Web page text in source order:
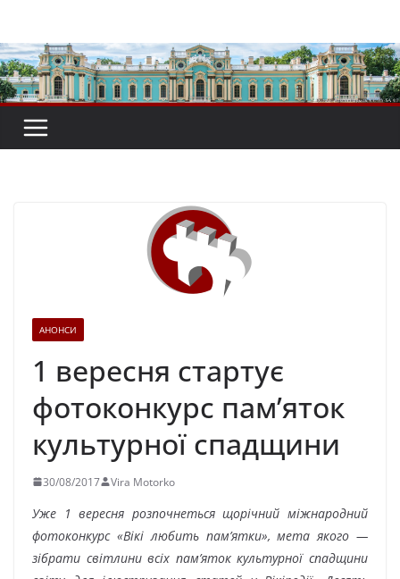
вмісту
АНОНСИ
1 вересня стартує
фотоконкурс пам’яток
культурної спадщини
30/08/2017 Vira Motorko
Уже 1 вересня розпочнеться щорічний міжнародний
фотоконкурс «Вікі любить пам’ятки», мета якого —
зібрати світлини всіх пам’яток культурної спадщини